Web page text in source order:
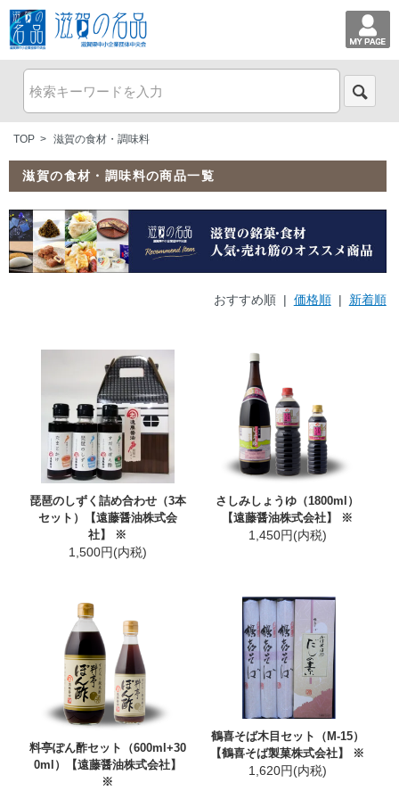
TOP > 滋賀の食材・調味料
滋賀の食材・調味料の商品一覧
おすすめ順 | 価格順| 新着順
琵琶のしずく詰め合わせ（3本
セット）【遠藤醤油株式会
社】 ※
1,500円(内税)
さしみしょうゆ（1800ml）
【遠藤醤油株式会社】 ※
1,450円(内税)
料亭ぽん酢セット（600ml+30
0ml）【遠藤醤油株式会社】
※
鶴喜そば木目セット（M-15）
【鶴喜そば製菓株式会社】 ※
1,620円(内税)